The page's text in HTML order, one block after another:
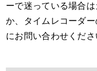
ーで迷っている場合
か、タイムレコーダ
にお問い合わせくださ